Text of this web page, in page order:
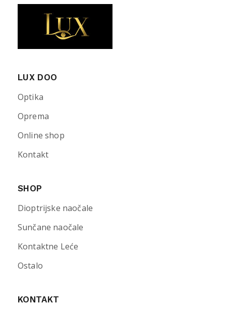
LUX DOO
Optika
Oprema
Online shop
Kontakt
SHOP
Dioptrijske naočale
Sunčane naočale
Kontaktne Leće
Ostalo
KONTAKT